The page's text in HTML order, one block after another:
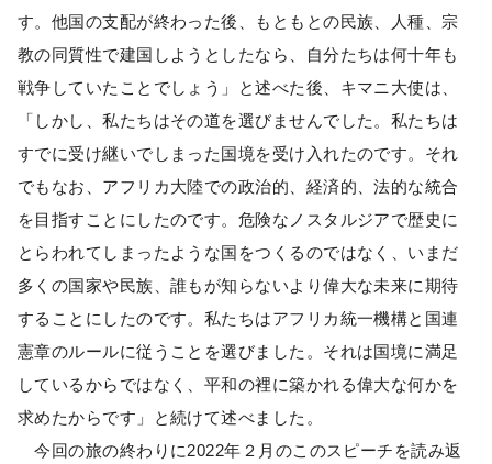
す。他国の支配が終わった後、もともとの民族、人種、宗
教の同質性で建国しようとしたなら、自分たちは何十年も
戦争していたことでしょう」と述べた後、キマニ大使は、
「しかし、私たちはその道を選びませんでした。私たちは
すでに受け継いでしまった国境を受け入れたのです。それ
でもなお、アフリカ大陸での政治的、経済的、法的な統合
を目指すことにしたのです。危険なノスタルジアで歴史に
とらわれてしまったような国をつくるのではなく、いまだ
多くの国家や民族、誰もが知らないより偉大な未来に期待
することにしたのです。私たちはアフリカ統一機構と国連
憲章のルールに従うことを選びました。それは国境に満足
しているからではなく、平和の裡に築かれる偉大な何かを
求めたからです」と続けて述べました。
今回の旅の終わりに2022年２月のこのスピーチを読み返